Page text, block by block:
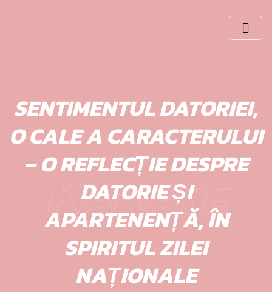
KARATE
SENTIMENTUL DATORIEI,
O CALE A CARACTERULUI
– O REFLECȚIE DESPRE
DATORIE ȘI
APARTENENȚĂ, ÎN
SPIRITUL ZILEI
NAȚIONALE